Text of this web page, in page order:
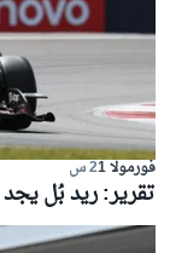
فورمولا 1 2 س
تقرير: ريد بُل يجد